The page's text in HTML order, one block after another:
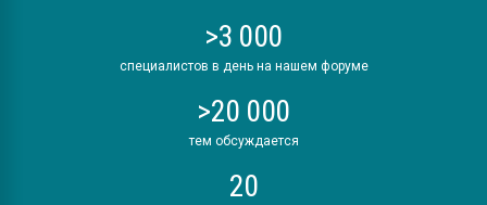
>3 000
специалистов в день на нашем форуме
>20 000
тем обсуждается
20